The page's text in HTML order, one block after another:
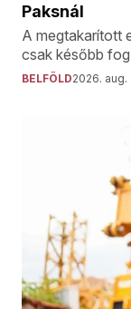
Paksnál
A megtakarított
csak később
BELFÖLD2026. aug.